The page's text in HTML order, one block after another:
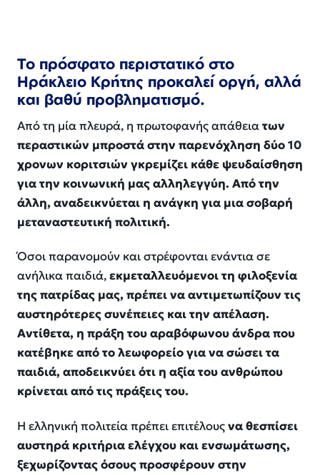
Το πρόσφατο περιστατικό στο
Ηράκλειο Κρήτης προκαλεί οργή, αλλά
και βαθύ προβληματισμό.
Από τη μία πλευρά, η πρωτοφανής απάθειατων
περαστικών μπροστά στην παρενόχληση δύο 10
χρονων κοριτσιών γκρεμίζει κάθε ψευδαίσθηση
για την κοινωνική μας αλληλεγγύη. Από την
άλλη, αναδεικνύεται η ανάγκη για μια σοβαρή
μεταναστευτική πολιτική.
Όσοι παρανομούν και στρέφονται ενάντια σε
ανήλικα παιδιά,εκμεταλλευόμενοι τη φιλοξενία
της πατρίδας μας, πρέπει να αντιμετωπίζουν τις
αυστηρότερες συνέπειες και την απέλαση.
Αντίθετα, η πράξη του αραβόφωνου άνδρα που
κατέβηκε από το λεωφορείο για να σώσει τα
παιδιά, αποδεικνύει ότι η αξία του ανθρώπου
κρίνεται από τις πράξεις του.
Η ελληνική πολιτεία πρέπει επιτέλουςνα θεσπίσει
αυστηρά κριτήρια ελέγχου και ενσωμάτωσης,
ξεχωρίζοντας όσους προσφέρουν στην